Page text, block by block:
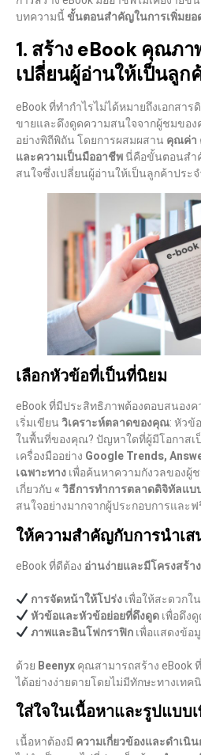
บทความนี้ขั้นตอนสำคัญในการเพิ่มยอ
1. สร้าง eBook คุณภ
เปลี่ยนผู้อ่านให้เป็นลูก
eBook ที่ทำกำไรไม่ได้หมายถึงเอกสา
ขายและดึงดูดความสนใจจากผู้ชมขอ
อย่างพิถีพิถัน โดยการผสมผสาน คุณค่า
และความเป็นมืออาชีพนี่คือขั้นตอนสำ
สนใจซึ่งเปลี่ยนผู้อ่านให้เป็นลูกค้าประ
เลือกหัวข้อที่เป็นที่นิยม
eBook ที่มีประสิทธิภาพต้องตอบสนองค
เริ่มเขียนวิเคราะห์ตลาดของคุณ: หัวข้
ในพื้นที่ของคุณ? ปัญหาใดที่ผู้มีโอกาส
เครื่องมืออย่าง Google Trends,
เฉพาะทางเพื่อค้นหาความกังวลของผู้
เกี่ยวกับ« วิธีการทำการตลาดดิจิทัลแบ
สนใจอย่างมากจากผู้ประกอบการและ
ให้ความสำคัญกับการนำเ
eBook ที่ดีต้อง อ่านง่ายและมีโครงสร้า
การจัดหน้าให้โปร่งเพื่อให้สะดวกใ
หัวข้อและหัวข้อย่อยที่ดึงดูดเพื่อดึง
ภาพและอินโฟกราฟิกเพื่อแสดงข้อ
ด้วย Beenyxคุณสามารถสร้าง eBook
ได้อย่างง่ายดายโดยไม่มีทักษะทางเทค
ใส่ใจในเนื้อหาและรูปแบบ
เนื้อหาต้องมี ความเกี่ยวข้องและดำเนิ